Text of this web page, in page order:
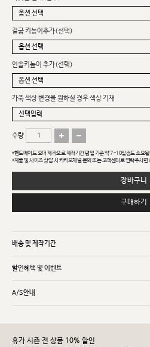
겉굽 키높이추가(선택)
인솔키높이 추가(선택)
가죽 색상 변경을 원하실 경우 색상 기재
수량
*핸드메이드 오더 제작으로 제작기간 평일 기준 약 7~10일정도 소요
*제품 및 사이즈 상담 시 카카오채널 문의 또는 고객센터로 연락주시면
장바구니
구매하기
배송 및 제작기간
할인혜택 및 이벤트
A/S안내
휴가 시즌 전 상품 10% 할인